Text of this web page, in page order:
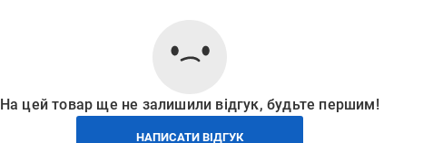
На цей товар ще не залишили відгук, будьте першим!
НАПИСАТИ ВІДГУК